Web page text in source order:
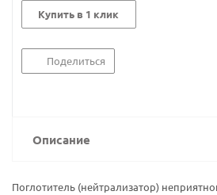
Купить в 1 клик
Поделиться
Описание
Поглотитель (нейтрализатор)